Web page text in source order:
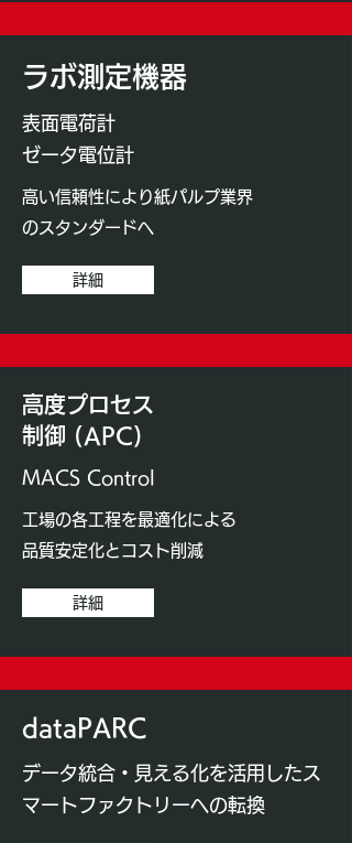
ラボ測定機器
表面電荷計
ゼータ電位計
高い信頼性により​紙パルプ業界
のスタンダードへ
詳細
高度プロセス
制御 (APC)
MACS Control
工場の各工程を最適化による
​品質安定化とコスト削減
詳細
dataPARC
データ統合・見える化を活用したス
マートファクトリーへの転換